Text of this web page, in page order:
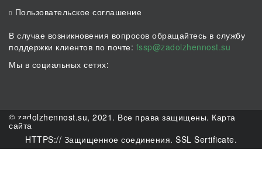
Пользовательское соглашение
В случае возникновения вопросов обращайтесь в службу
поддержки клиентов по почте: fssp@zadolzhennost.su
Мы в социальных сетях:
© zadolzhennost.su, 2021. Все права защищены. Карта
сайта
HTTPS:// Защищенное соединения. SSL Sertificate.